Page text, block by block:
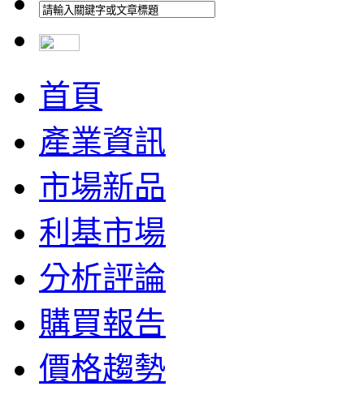
首頁
產業資訊
市場新品
利基市場
分析評論
購買報告
價格趨勢